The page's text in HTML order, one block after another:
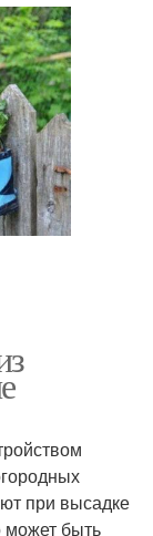
при высадке
может быть